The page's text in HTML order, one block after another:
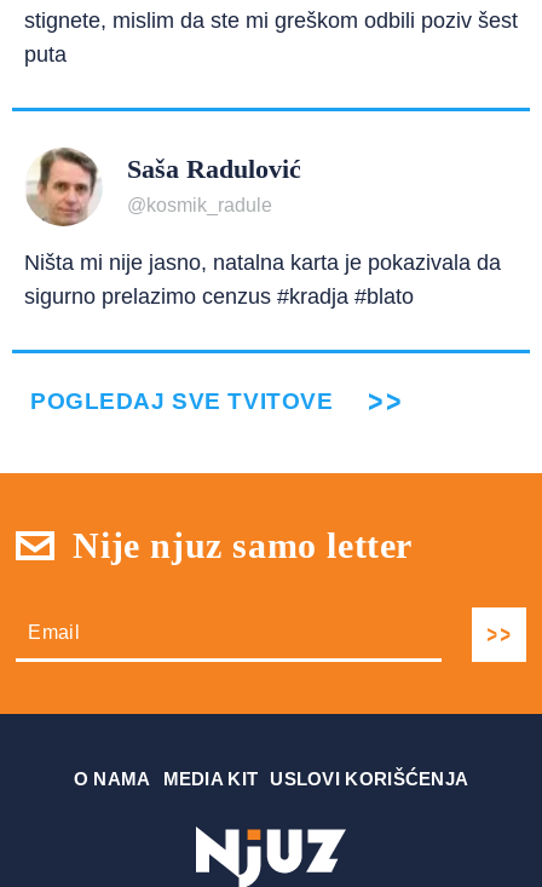
stignete, mislim da ste mi greškom odbili poziv šest
puta
Saša Radulović
@kosmik_radule
Ništa mi nije jasno, natalna karta je pokazivala da
sigurno prelazimo cenzus #kradja #blato
POGLEDAJ SVE TVITOVE
Nije njuz samo letter
О NAMA MEDIA KIT USLOVI KORIŠĆENJA